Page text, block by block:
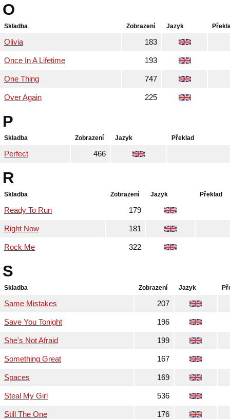
O
Skladba Zobrazení Jazyk
Olivia 183
Once In A Lifetime 193
One Thing 747
Over Again 225
P
Skladba Zobrazení Jazyk Překlad
Perfect 466
R
Skladba Zobrazení Jazyk Překlad
Ready To Run 179
Right Now 181
Rock Me 322
S
Skladba Zobrazení Jazyk
Same Mistakes 207
Save You Tonight 196
She's Not Afraid 199
Something Great 167
Spaces 169
Steal My Girl 536
Still The One 176